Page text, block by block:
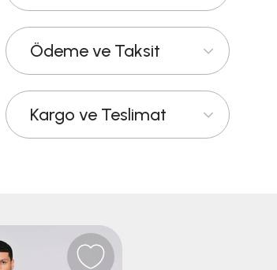
Ödeme ve Taksit
Kargo ve Teslimat